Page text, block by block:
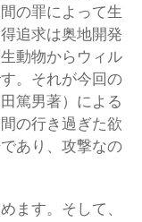
の罪によって生
追求は奥地開発
動物からウィル
。それが今回の
篤男著）による
の行き過ぎた欲
あり、攻撃なの
ます。そして、